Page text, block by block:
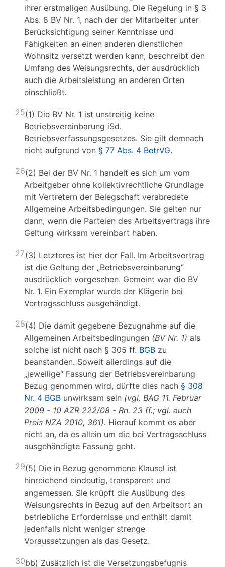
ihrer erstmaligen Ausübung. Die Regelung in § 3
Abs. 8 BV Nr. 1, nach der der Mitarbeiter unter
Berücksichtigung seiner Kenntnisse und
Fähigkeiten an einen anderen dienstlichen
Wohnsitz versetzt werden kann, beschreibt den
Umfang des Weisungsrechts, der ausdrücklich
auch die Arbeitsleistung an anderen Orten
einschließt.
25(1) Die BV Nr. 1 ist unstreitig keine
Betriebsvereinbarung iSd.
Betriebsverfassungsgesetzes. Sie gilt demnach
nicht aufgrund von § 77 Abs. 4 BetrVG.
26(2) Bei der BV Nr. 1 handelt es sich um vom
Arbeitgeber ohne kollektivrechtliche Grundlage
mit Vertretern der Belegschaft verabredete
Allgemeine Arbeitsbedingungen. Sie gelten nur
dann, wenn die Parteien des Arbeitsvertrags ihre
Geltung wirksam vereinbart haben.
27(3) Letzteres ist hier der Fall. Im Arbeitsvertrag
ist die Geltung der „Betriebsvereinbarung“
ausdrücklich vorgesehen. Gemeint war die BV
Nr. 1. Ein Exemplar wurde der Klägerin bei
Vertragsschluss ausgehändigt.
28(4) Die damit gegebene Bezugnahme auf die
Allgemeinen Arbeitsbedingungen (BV Nr. 1) als
solche ist nicht nach § 305 ff. BGB zu
beanstanden. Soweit allerdings auf die
„jeweilige“ Fassung der Betriebsvereinbarung
Bezug genommen wird, dürfte dies nach § 308
Nr. 4 BGB unwirksam sein (vgl. BAG 11. Februar
2009 - 10 AZR 222/08 - Rn. 23 ff.; vgl. auch
Preis NZA 2010, 361). Hierauf kommt es aber
nicht an, da es allein um die bei Vertragsschluss
ausgehändigte Fassung geht.
29(5) Die in Bezug genommene Klausel ist
hinreichend eindeutig, transparent und
angemessen. Sie knüpft die Ausübung des
Weisungsrechts in Bezug auf den Arbeitsort an
betriebliche Erfordernisse und enthält damit
jedenfalls nicht weniger strenge
Voraussetzungen als das Gesetz.
30bb) Zusätzlich ist die Versetzungsbefugnis